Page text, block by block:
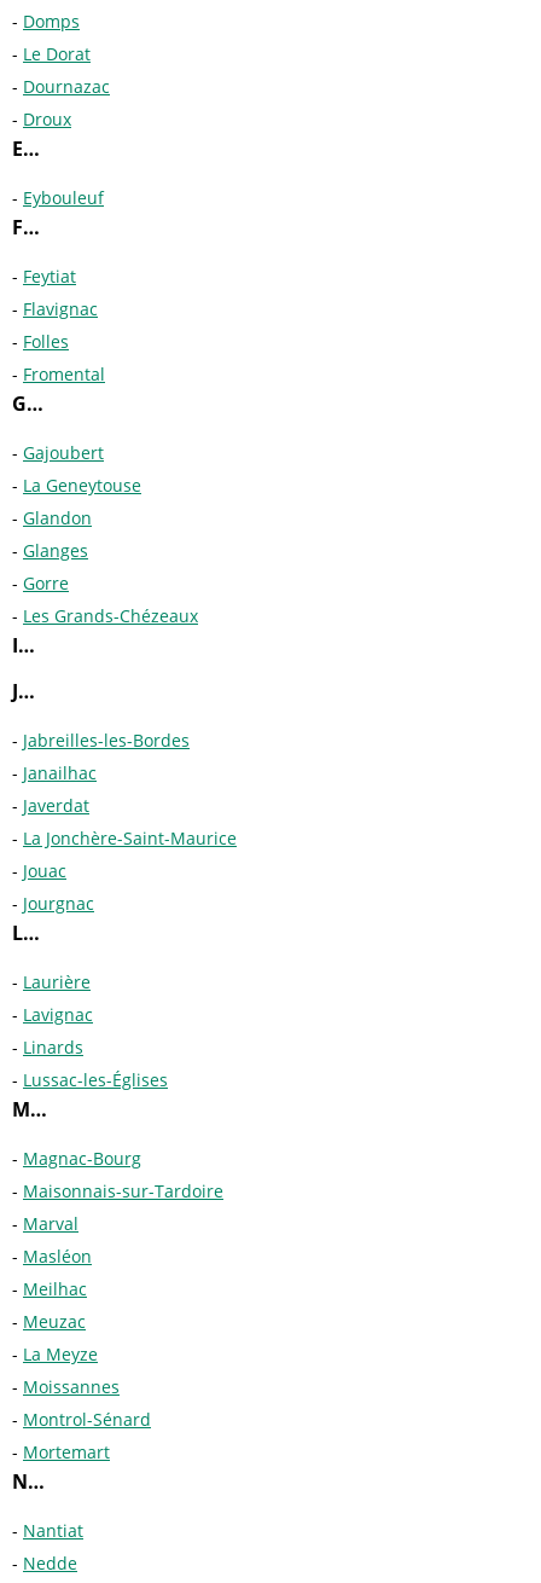
Domps
Le Dorat
Dournazac
Droux
E…
Eybouleuf
F…
Feytiat
Flavignac
Folles
Fromental
G…
Gajoubert
La Geneytouse
Glandon
Glanges
Gorre
Les Grands-Chézeaux
I…
J…
Jabreilles-les-Bordes
Janailhac
Javerdat
La Jonchère-Saint-Maurice
Jouac
Jourgnac
L…
Laurière
Lavignac
Linards
Lussac-les-Églises
M…
Magnac-Bourg
Maisonnais-sur-Tardoire
Marval
Masléon
Meilhac
Meuzac
La Meyze
Moissannes
Montrol-Sénard
Mortemart
N…
Nantiat
Nedde